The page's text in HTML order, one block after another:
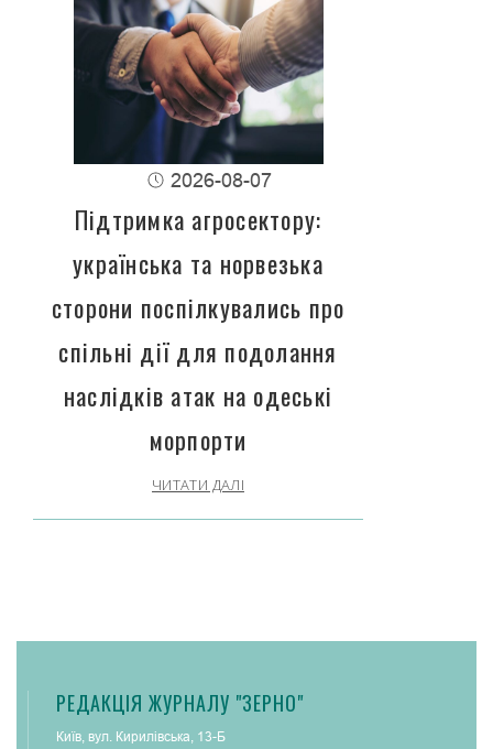
2026-08-07
Підтримка агросектору:
українська та норвезька
сторони поспілкувались про
спільні дії для подолання
наслідків атак на одеські
морпорти
ЧИТАТИ ДАЛІ
РЕДАКЦІЯ ЖУРНАЛУ "ЗЕРНО"
Київ, вул. Кирилівська, 13-Б